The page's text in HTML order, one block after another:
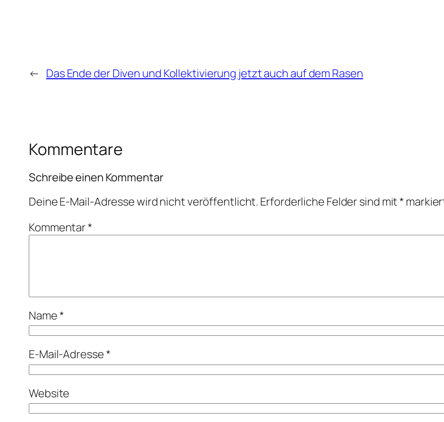
← Das Ende der Diven und Kollektivierung jetzt auch auf dem Rasen
Kommentare
Schreibe einen Kommentar
Deine E-Mail-Adresse wird nicht veröffentlicht. Erforderliche Felder sind mit*
Kommentar*
Name*
E-Mail-Adresse*
Website